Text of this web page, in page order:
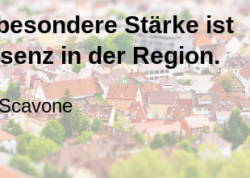
Stärke ist
in der Region.